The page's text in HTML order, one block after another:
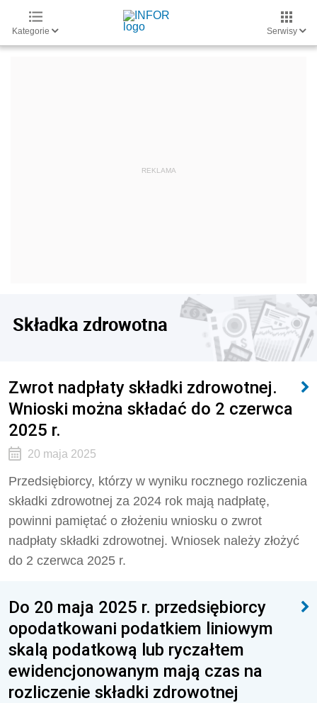
Kategorie Serwisy
Składka zdrowotna
Zwrot nadpłaty składki zdrowotnej.
Wnioski można składać do 2 czerwca
2025 r.
20 maja 2025
Przedsiębiorcy, którzy w wyniku rocznego rozliczenia
składki zdrowotnej za 2024 rok mają nadpłatę,
powinni pamiętać o złożeniu wniosku o zwrot
nadpłaty składki zdrowotnej. Wniosek należy złożyć
do 2 czerwca 2025 r.
Do 20 maja 2025 r. przedsiębiorcy
opodatkowani podatkiem liniowym
skalą podatkową lub ryczałtem
ewidencjonowanym mają czas na
rozliczenie składki zdrowotnej